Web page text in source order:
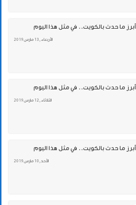
أبرز ما حدث بالكويت.. في مثل هذا اليوم
الأربعاء , 13 مارس 2019
أبرز ما حدث بالكويت.. في مثل هذا اليوم
الثلاثاء , 12 مارس 2019
أبرز ما حدث بالكويت.. في مثل هذا اليوم
الأحد , 10 مارس 2019